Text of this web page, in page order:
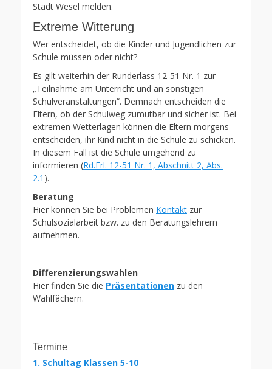
Stadt Wesel melden.
Extreme Witterung
Wer entscheidet, ob die Kinder und Jugendlichen zur
Schule müssen oder nicht?
Es gilt weiterhin der Runderlass 12-51 Nr. 1 zur
„Teilnahme am Unterricht und an sonstigen
Schulveranstaltungen“. Demnach entscheiden die
Eltern, ob der Schulweg zumutbar und sicher ist. Bei
extremen Wetterlagen können die Eltern morgens
entscheiden, ihr Kind nicht in die Schule zu schicken.
In diesem Fall ist die Schule umgehend zu
informieren (Rd.Erl. 12-51 Nr. 1, Abschnitt 2, Abs.
2.1 ).
Beratung
Hier können Sie bei Problemen Kontakt zur
Schulsozialarbeit bzw. zu den Beratungslehrern
aufnehmen.
Differenzierungswahlen
Hier finden Sie die Präsentationen zu den
Wahlfächern.
Termine
1. Schultag Klassen 5-10